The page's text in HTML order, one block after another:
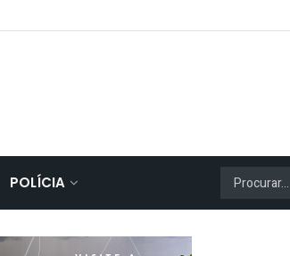
POLÍCIA